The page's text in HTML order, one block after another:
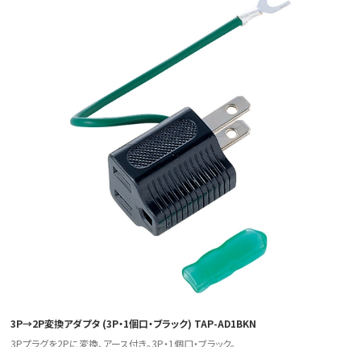
3P→2P変換アダプタ (3P・1個口・ブラック) TAP-AD1BKN
3Pプラグを2Pに変換、アース付き。3P・1個口・ブラック。